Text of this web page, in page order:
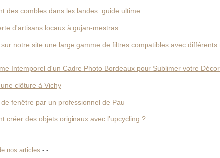
des combles dans les landes: guide ultime
d'artisans locaux à gujan-mestras
notre site une large gamme de filtres compatibles avec différents
Intemporel d'un Cadre Photo Bordeaux pour Sublimer votre
clôture à Vichy
de fenêtre par un professionnel de Pau
créer des objets originaux avec l’upcycling ?
nos articles - -